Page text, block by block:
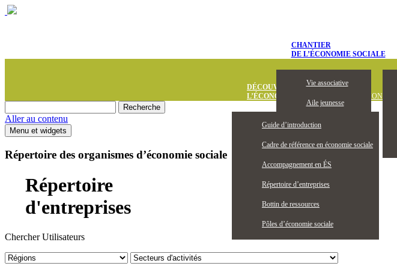
CHANTIER
DE L’ÉCONOMIE SOCIALE
Vie associative
Aile jeunesse
Devenez membre
Membres honoraires
Publications
Partenaires
Actualités
DÉCOUVREZ
L’ÉCONOMIE SOCIALE
Guide d’introduction
Cadre de référence en économie sociale
Accompagnement en ÉS
Répertoire d’entreprises
Bottin de ressources
Pôles d’économie sociale
DÉFINITION
Aller au contenu
Menu et widgets
Répertoire des organismes d’économie sociale
Répertoire
d'entreprises
Chercher Utilisateurs